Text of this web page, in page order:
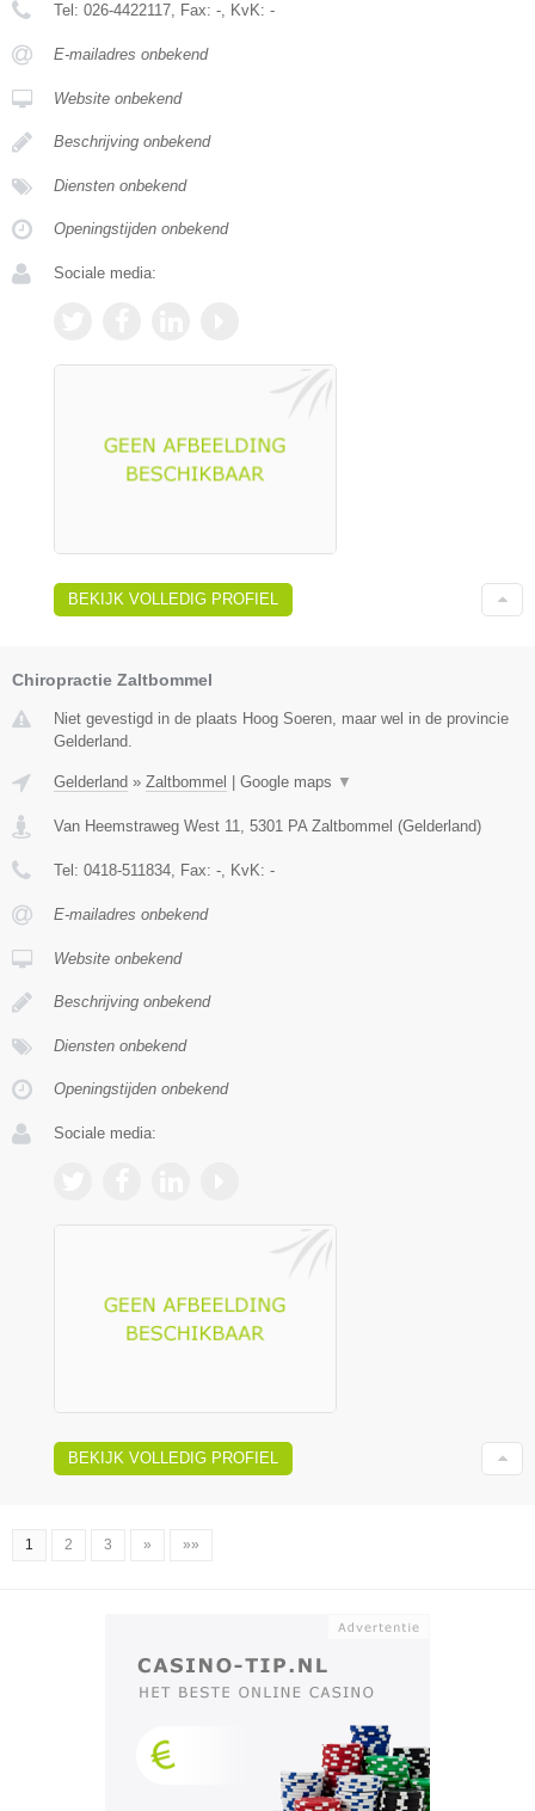
Tel: 026-4422117, Fax: -, KvK: -
E-mailadres onbekend
Website onbekend
Beschrijving onbekend
Diensten onbekend
Openingstijden onbekend
Sociale media:
BEKIJK VOLLEDIG PROFIEL
Chiropractie Zaltbommel
Niet gevestigd in de plaats Hoog Soeren, maar wel in de provincie
Gelderland.
Gelderland » Zaltbommel Google maps ▼
Van Heemstraweg West 11 5301 PA Zaltbommel (Gelderland)
Tel: 0418-511834 , Fax: - , KvK: -
E-mailadres onbekend
Website onbekend
Beschrijving onbekend
Diensten onbekend
Openingstijden onbekend
Sociale media:
BEKIJK VOLLEDIG PROFIEL
1 2 3 » »»